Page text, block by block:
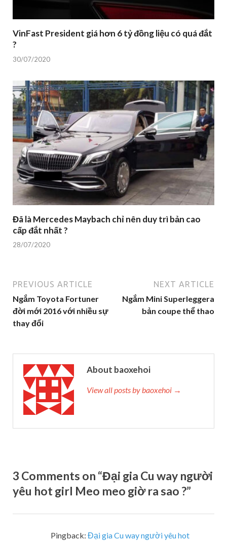
VinFast President giá hơn 6 tỷ đồng liệu có quá đắt
?
30/07/2020
Đã là Mercedes Maybach chỉ nên duy trì bản cao
cấp đắt nhất ?
28/07/2020
PREVIOUS ARTICLE
Ngắm Toyota Fortuner
đời mới 2016 với nhiều sự
thay đổi
NEXT ARTICLE
Ngắm Mini Superleggera
bản coupe thể thao
About baoxehoi
View all posts by baoxehoi →
3 Comments on “Đại gia Cu way người
yêu hot girl Meo meo giờ ra sao ?”
Pingback: Đại gia Cu way người yêu hot